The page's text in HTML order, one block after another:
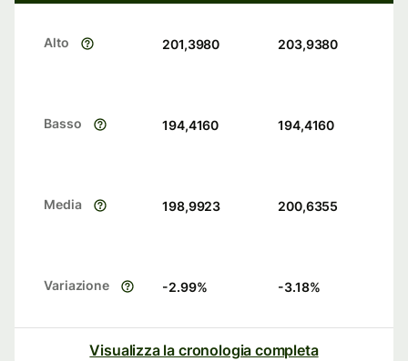
Alto 201,3980 203,9380
Basso 194,4160 194,4160
Media 198,9923 200,6355
Variazione -2.99% -3.18%
Visualizza la cronologia completa